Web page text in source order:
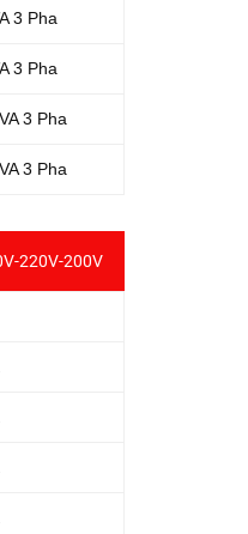
3 Pha
3 Pha
3 Pha
3 Pha
220V-200V